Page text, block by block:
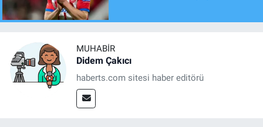
MUHABIR
Didem Çakıcı
haberts.com sitesi haber editörü